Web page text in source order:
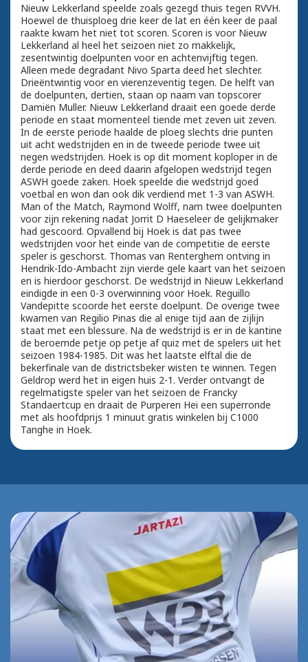
Nieuw Lekkerland speelde zoals gezegd thuis tegen RVVH.
Hoewel de thuisploeg drie keer de lat en één keer de paal
raakte kwam het niet tot scoren. Scoren is voor Nieuw
Lekkerland al heel het seizoen niet zo makkelijk,
zesentwintig doelpunten voor en achtenvijftig tegen.
Alleen mede degradant Nivo Sparta deed het slechter.
Drieëntwintig voor en vierenzeventig tegen. De helft van
de doelpunten, dertien, staan op naam van topscorer
Damiën Muller. Nieuw Lekkerland draait een goede derde
periode en staat momenteel tiende met zeven uit zeven.
In de eerste periode haalde de ploeg slechts drie punten
uit acht wedstrijden en in de tweede periode twee uit
negen wedstrijden. Hoek is op dit moment koploper in de
derde periode en deed daarin afgelopen wedstrijd tegen
ASWH goede zaken. Hoek speelde die wedstrijd goed
voetbal en won dan ook dik verdiend met 1-3 van ASWH.
Man of the Match, Raymond Wolff, nam twee doelpunten
voor zijn rekening nadat Jorrit D Haeseleer de gelijkmaker
had gescoord. Opvallend bij Hoek is dat pas twee
wedstrijden voor het einde van de competitie de eerste
speler is geschorst. Thomas van Renterghem ontving in
Hendrik-Ido-Ambacht zijn vierde gele kaart van het seizoen
en is hierdoor geschorst. De wedstrijd in Nieuw Lekkerland
eindigde in een 0-3 overwinning voor Hoek. Reguillo
Vandepitte scoorde het eerste doelpunt. De overige twee
kwamen van Regilio Pinas die al enige tijd aan de zijlijn
staat met een blessure. Na de wedstrijd is er in de kantine
de beroemde petje op petje af quiz met de spelers uit het
seizoen 1984-1985. Dit was het laatste elftal die de
bekerfinale van de districtsbeker wisten te winnen. Tegen
Geldrop werd het in eigen huis 2-1. Verder ontvangt de
regelmatigste speler van het seizoen de Francky
Standaertcup en draait de Purperen Hei een superronde
met als hoofdprijs 1 minuut gratis winkelen bij C1000
Tanghe in Hoek.